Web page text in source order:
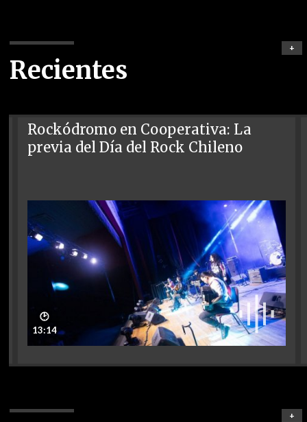
Recientes
+
Rockódromo en Cooperativa: La
previa del Día del Rock Chileno
🕑
13:14
+